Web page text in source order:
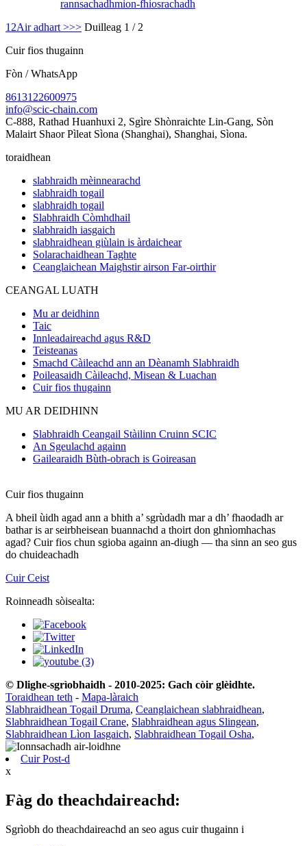
rannsachadhmion-fhiosrachadh
1 2Air adhart >>> Duilleag 1 / 2
Cuir fios thugainn
Fòn / WhatsApp
8613122600975
info@scic-chain.com
C-888, Rathad Huanhuxi 2, Sgìre Shònraichte Lin-Gang, Sòn
Malairt Shaor Pìleat Sìona (Shanghai), Shanghai, Sìona.
toraidhean
slabhraidh mèinnearachd
slabhraidh togail
slabhraidh togail
Slabhraidh Còmhdhail
slabhraidh iasgaich
slabhraidhean giùlain is àrdaichear
Solarachaidhean Taghte
Ceanglaichean Maighstir airson Far-oirthir
CEANGAL LUATH
Mu ar deidhinn
Taic
Innleadaireachd agus R&D
Teisteanas
Smachd Càileachd ann an Dèanamh Slabhraidh
Poileasaidh Càileachd, Misean & Luachan
Cuir fios thugainn
MU AR DEIDHINN
Slabhraidh Ceangail Stàilinn Cruinn SCIC
An Sgeulachd againn
Gailearaidh Bùth-obrach is Goireasan
Cuir fios thugainn
A bheil ùidh agad ann a bhith a’ sgrùdadh mar a dh’ fhaodadh ar
bathar is ar seirbheisean buannachd a thoirt don ghnìomhachas
agad? Cuir fios chun sgioba againn an-diugh — tha sinn an seo gus
do chuideachadh
Cuir Ceist
Roinneadh sòisealta:
© Dlighe-sgrìobhaidh - 2010-2025: Gach còir glèidhte.
Toraidhean teth - Mapa-làraich
Slabhraidhean Togail Druma, Ceanglaichean slabhraidhean,
Slabhraidhean Togail Crane, Slabhraidhean agus Slingean,
Slabhraidhean Lìon Iasgaich, Slabhraidhean Togail Osha,
Cuir Post-d
x
Fàg do theachdaireachd:
Sgrìobh do theachdaireachd an seo agus cuir thugainn i